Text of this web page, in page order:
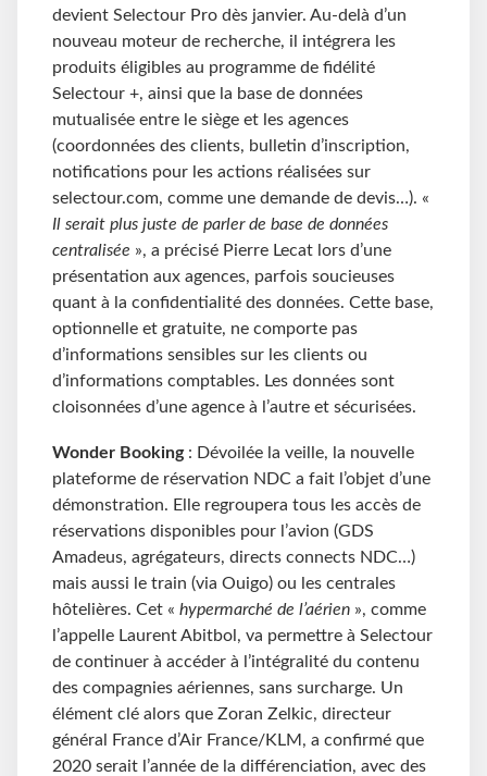
devient Selectour Pro dès janvier. Au-delà d’un
nouveau moteur de recherche, il intégrera les
produits éligibles au programme de fidélité
Selectour +, ainsi que la base de données
mutualisée entre le siège et les agences
(coordonnées des clients, bulletin d’inscription,
notifications pour les actions réalisées sur
selectour.com, comme une demande de devis…). «
Il serait plus juste de parler de base de données
centralisée », a précisé Pierre Lecat lors d’une
présentation aux agences, parfois soucieuses
quant à la confidentialité des données. Cette base,
optionnelle et gratuite, ne comporte pas
d’informations sensibles sur les clients ou
d’informations comptables. Les données sont
cloisonnées d’une agence à l’autre et sécurisées.
Wonder Booking: Dévoilée la veille, la nouvelle
plateforme de réservation NDC a fait l’objet d’une
démonstration. Elle regroupera tous les accès de
réservations disponibles pour l’avion (GDS
Amadeus, agrégateurs, directs connects NDC…)
mais aussi le train (via Ouigo) ou les centrales
hôtelières. Cet « hypermarché de l’aérien », comme
l’appelle Laurent Abitbol, va permettre à Selectour
de continuer à accéder à l’intégralité du contenu
des compagnies aériennes, sans surcharge. Un
élément clé alors que Zoran Zelkic, directeur
général France d’Air France/KLM, a confirmé que
2020 serait l’année de la différenciation, avec des